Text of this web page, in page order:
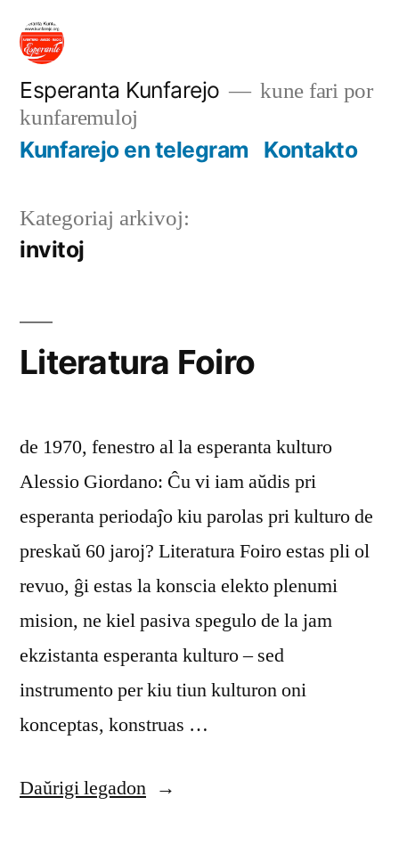
rekte
enhavo
Esperanta Kunfarejo
kune fari por
kunfaremuloj
Kunfarejo en telegram Kontakto
Kategoriaj arkivoj:
invitoj
Literatura Foiro
de 1970, fenestro al la esperanta kulturo
Alessio Giordano: Ĉu vi iam aŭdis pri
esperanta periodaĵo kiu parolas pri kulturo de
preskaŭ 60 jaroj? Literatura Foiro estas pli ol
revuo, ĝi estas la konscia elekto plenumi
mision, ne kiel pasiva spegulo de la jam
ekzistanta esperanta kulturo – sed
instrumento per kiu tiun kulturon oni
konceptas, konstruas …
Daŭrigi legadon“Literatura